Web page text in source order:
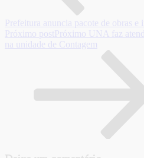
Prefeitura anuncia pacote de obras e
Próximo post Próximo UNA faz
na unidade de Contagem